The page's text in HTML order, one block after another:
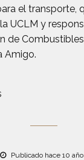
el transporte,
UCLM y
de
Amigo.
Publicado hace 10